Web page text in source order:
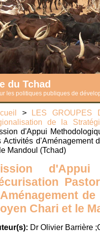
du Tchad
les politiques publiques de
> LES GROUPES
de la
d'Appui
Activités d'Aménagement
Mandoul (Tchad)
Chari et le
Dr Olivier Barrière